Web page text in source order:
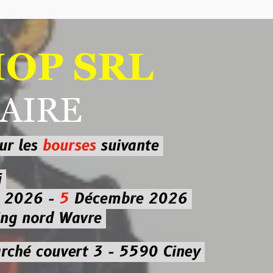
SRL
suivante
5Décembre 2026
Wavre
3 - 5590 Ciney